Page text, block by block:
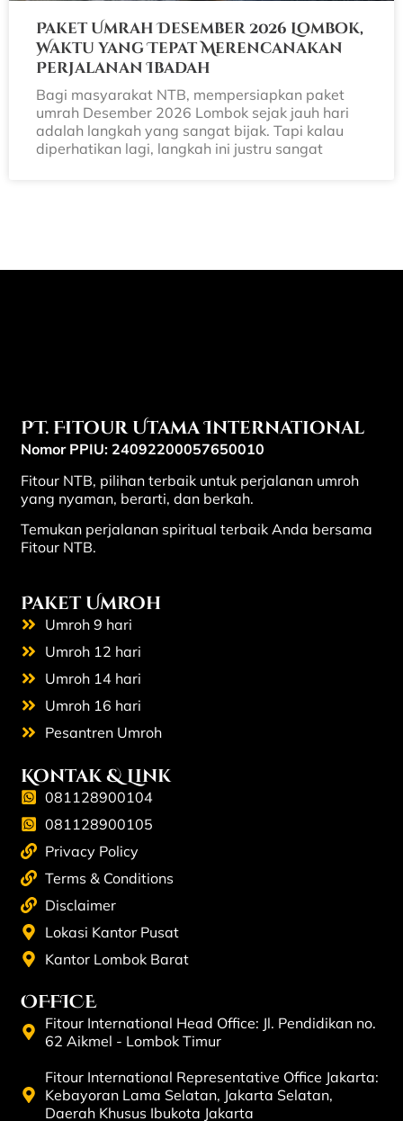
Paket Umrah Desember 2026 Lombok,
Waktu yang Tepat Merencanakan
Perjalanan Ibadah
Bagi masyarakat NTB, mempersiapkan paket
umrah Desember 2026 Lombok sejak jauh hari
adalah langkah yang sangat bijak. Tapi kalau
diperhatikan lagi, langkah ini justru sangat
PT. Fitour Utama International
Nomor PPIU: 24092200057650010
Fitour NTB, pilihan terbaik untuk perjalanan umroh
yang nyaman, berarti, dan berkah.
Temukan perjalanan spiritual terbaik Anda bersama
Fitour NTB.
Paket Umroh
Umroh 9 hari
Umroh 12 hari
Umroh 14 hari
Umroh 16 hari
Pesantren Umroh
Kontak & Link
081128900104
081128900105
Privacy Policy
Terms & Conditions
Disclaimer
Lokasi Kantor Pusat
Kantor Lombok Barat
OFFICE
Fitour International Head Office: Jl. Pendidikan no.
62 Aikmel - Lombok Timur
Fitour International Representative Office Jakarta:
Kebayoran Lama Selatan, Jakarta Selatan,
Daerah Khusus Ibukota Jakarta